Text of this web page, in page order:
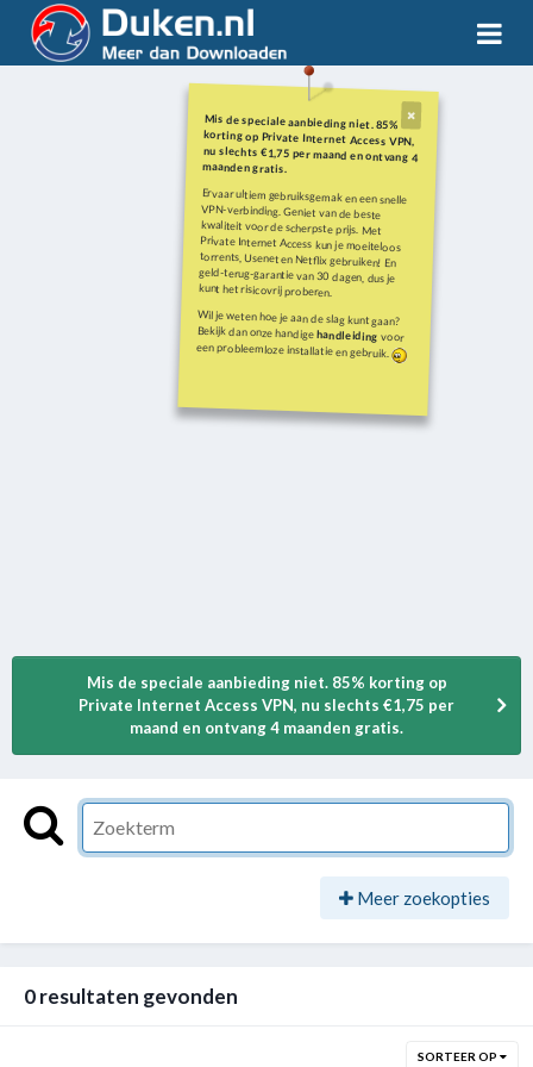
Mis de speciale aanbieding niet. 85%
korting op Private Internet Access VPN,
nu slechts €1,75 per maand en ontvang 4
maanden gratis.
Ervaar ultiem gebruiksgemak en een snelle
VPN-verbinding. Geniet van de beste
kwaliteit voor de scherpste prijs. Met
Private Internet Access kun je moeiteloos
torrents, Usenet en Netflix gebruiken! En
geld-terug-garantie van 30 dagen, dus je
kunt het risicovrij proberen.
Wil je weten hoe je aan de slag kunt gaan?
Bekijk dan onze handigehandleiding voor
een probleemloze installatie en gebruik.
Mis de speciale aanbieding niet. 85% korting op
Private Internet Access VPN, nu slechts €1,75 per
maand en ontvang 4 maanden gratis.
Meer zoekopties
0 resultaten gevonden
SORTEER OP